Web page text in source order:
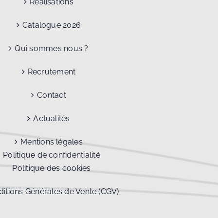
Catalogue 2026
Qui sommes nous ?
Recrutement
Contact
Actualités
Mentions légales
Politique de confidentialité
Politique des cookies
Générales de Vente (CGV)